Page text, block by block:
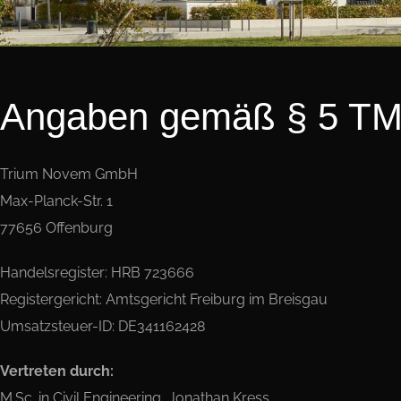
Angaben gemäß § 5
Trium Novem GmbH
Max-Planck-Str. 1
77656 Offenburg
Handelsregister: HRB 723666
Registergericht: Amtsgericht Freiburg im Breisgau
Umsatzsteuer-ID: DE341162428
Vertreten durch: